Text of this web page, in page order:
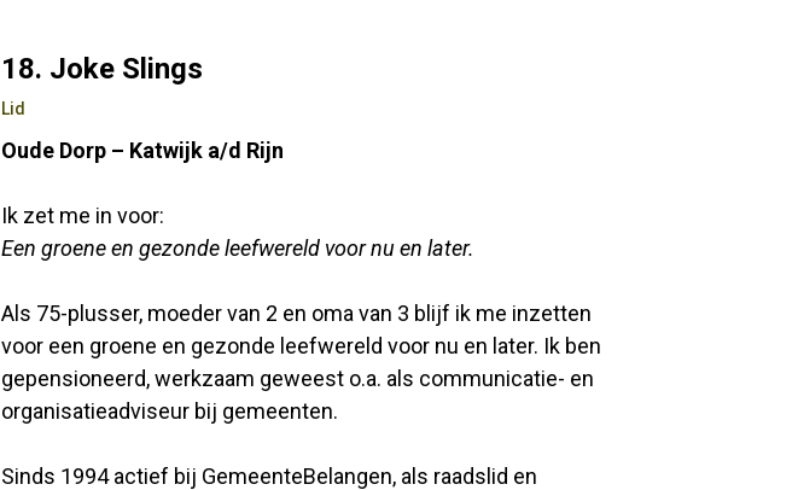
18. Joke Slings
Lid
Oude Dorp – Katwijk a/d Rijn
Ik zet me in voor:
Een groene en gezonde leefwereld voor nu en later.
Als 75-plusser, moeder van 2 en oma van 3 blijf ik me inzetten
voor een groene en gezonde leefwereld voor nu en later. Ik ben
gepensioneerd, werkzaam geweest o.a. als communicatie- en
organisatieadviseur bij gemeenten.
Sinds 1994 actief bij GemeenteBelangen, als raadslid en